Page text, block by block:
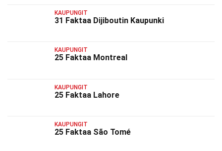
KAUPUNGIT
31 Faktaa Dijiboutin Kaupunki
KAUPUNGIT
25 Faktaa Montreal
KAUPUNGIT
25 Faktaa Lahore
KAUPUNGIT
25 Faktaa São Tomé